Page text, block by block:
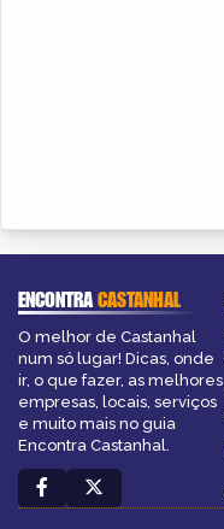
ENCONTRACASTANHAL
O melhor de Castanhal
num só lugar! Dicas, onde
ir, o que fazer, as melhores
empresas, locais, serviços
e muito mais no guia
Encontra Castanhal.